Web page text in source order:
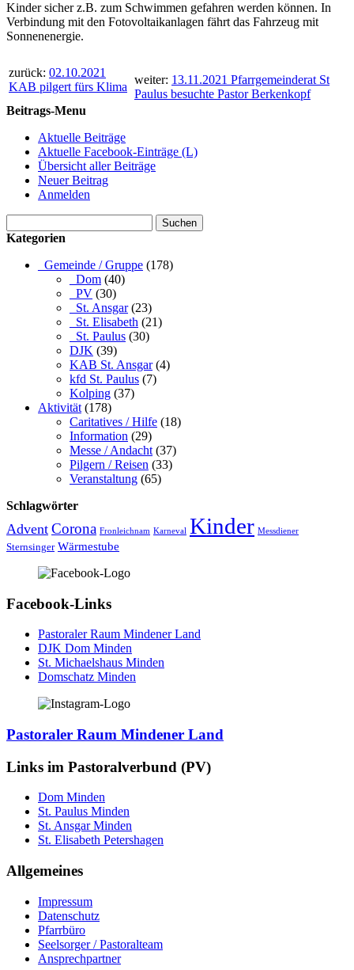
Kinder sicher z.B. zum Schwimmen gefahren werden können. In
Verbindung mit den Fotovoltaikanlagen fährt das Fahrzeug mit
Sonnenenergie.
zurück: 02.10.2021
KAB pilgert fürs Klima
weiter: 13.11.2021 Pfarrgemeinderat St
Paulus besuchte Pastor Berkenkopf
Beitrags-Menu
Aktuelle Beiträge
Aktuelle Facebook-Einträge (L)
Übersicht aller Beiträge
Neuer Beitrag
Anmelden
nach:
Kategorien
_Gemeinde / Gruppe (178)
_Dom (40)
_PV (30)
_St. Ansgar(23)
_St. Elisabeth (21)
_St. Paulus (30)
DJK (39)
KAB St. Ansgar(4)
kfd St. Paulus (7)
Kolping (37)
Aktivität (178)
Caritatives / Hilfe (18)
Information (29)
Messe / Andacht (37)
Pilgern / Reisen (33)
Veranstaltung (65)
Schlagwörter
Advent Corona Fronleichnam Karneval Kinder Messdiener
Sternsinger Wärmestube
Facebook-Links
Pastoraler Raum Mindener Land
DJK Dom Minden
St. Michaelshaus Minden
Domschatz Minden
Pastoraler Raum Mindener Land
Links im Pastoralverbund (PV)
Dom Minden
St. Paulus Minden
St. Ansgar Minden
St. Elisabeth Petershagen
Allgemeines
Impressum
Datenschutz
Pfarrbüro
Seelsorger / Pastoralteam
Ansprechpartner